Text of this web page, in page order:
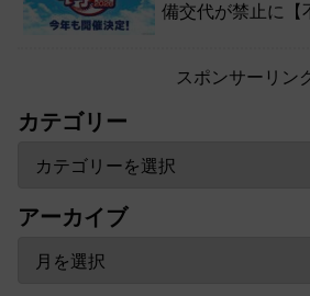
備交代が禁止に【
スポンサーリン
カテゴリー
アーカイブ